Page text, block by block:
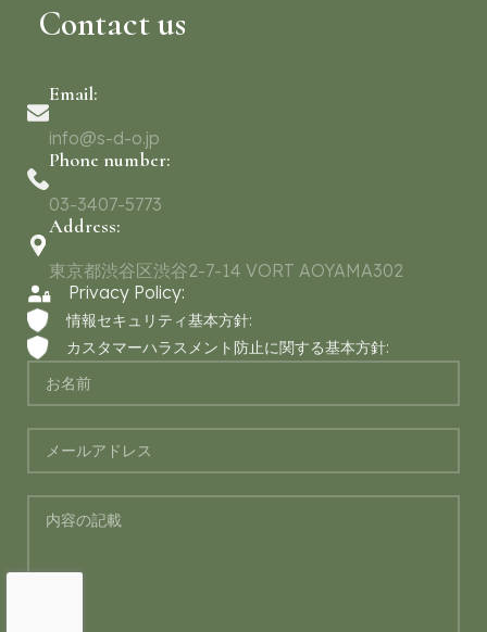
Contact us
Email:
info@s-d-o.jp
Phone number:
03-3407-5773
Address:
東京都渋谷区渋谷2-7-14 VORT AOYAMA302
Privacy Policy:
情報セキュリティ基本方針:
カスタマーハラスメント防止に関する基本方針: